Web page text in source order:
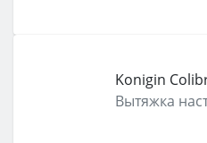
Konigin
Вытяжка